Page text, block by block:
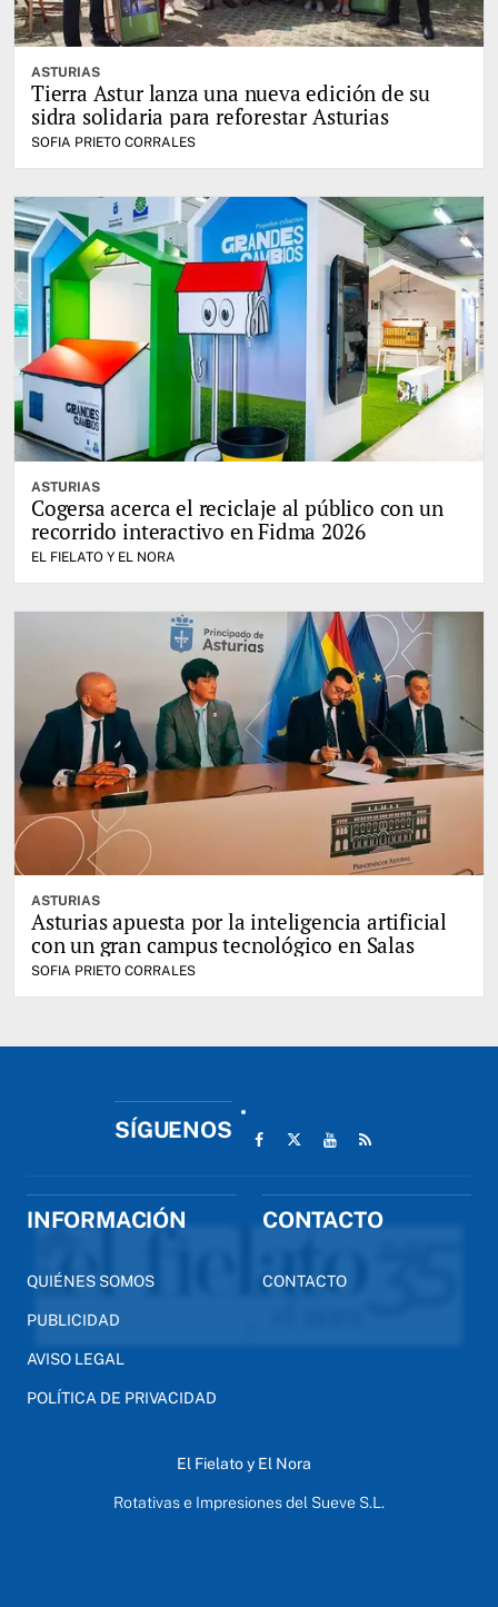
ASTURIAS
Tierra Astur lanza una nueva edición de su
sidra solidaria para reforestar Asturias
SOFIA PRIETO CORRALES
ASTURIAS
Cogersa acerca el reciclaje al público con un
recorrido interactivo en Fidma 2026
EL FIELATO Y EL NORA
ASTURIAS
Asturias apuesta por la inteligencia artificial
con un gran campus tecnológico en Salas
SOFIA PRIETO CORRALES
SÍGUENOS
INFORMACIÓN
QUIÉNES SOMOS
PUBLICIDAD
AVISO LEGAL
POLÍTICA DE PRIVACIDAD
CONTACTO
CONTACTO
El Fielato y El Nora
Rotativas e Impresiones del Sueve S.L.